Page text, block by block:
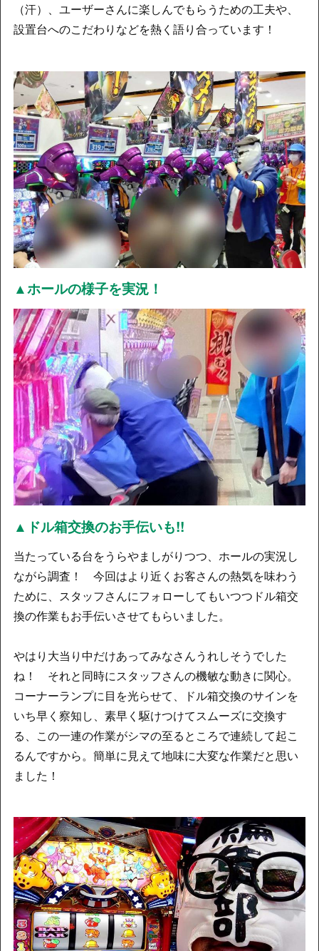
（汗）、ユーザーさんに楽しんでもらうための工夫や、
設置台へのこだわりなどを熱く語り合っています！
▲ホールの様子を実況！
▲ドル箱交換のお手伝いも!!
当たっている台をうらやましがりつつ、ホールの実況し
ながら調査！ 今回はより近くお客さんの熱気を味わう
ために、スタッフさんにフォローしてもいつつドル箱交
換の作業もお手伝いさせてもらいました。
やはり大当り中だけあってみなさんうれしそうでした
ね！ それと同時にスタッフさんの機敏な動きに関心。
コーナーランプに目を光らせて、ドル箱交換のサインを
いち早く察知し、素早く駆けつけてスムーズに交換す
る、この一連の作業がシマの至るところで連続して起こ
るんですから。簡単に見えて地味に大変な作業だと思い
ました！